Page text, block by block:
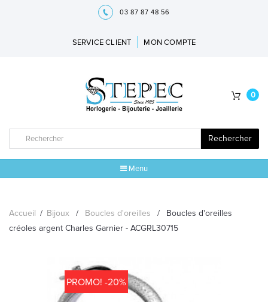
03 87 87 48 56
SERVICE CLIENT MON COMPTE
Rechercher
0
Menu
MARQUES
MONTRES
LES GEORGETTES
Accueil / Bijoux / Boucles d'oreilles /
Boucles d'oreilles
créoles argent Charles Garnier - ACGRL30715
PROMO! -20%